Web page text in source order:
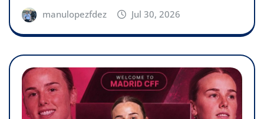
manulopezfdez Jul 30, 2026